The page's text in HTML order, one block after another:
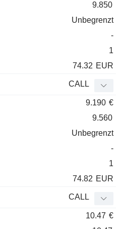
9.850
Unbegrenzt
-
1
74.32 EUR
CALL
9.190 €
9.560
Unbegrenzt
-
1
74.82 EUR
CALL
10.47 €